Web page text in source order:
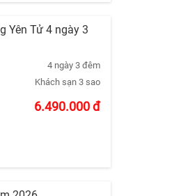
Yên Tử 4 ngày 3
4 ngày 3 đêm
Khách sạn 3 sao
6.490.000đ